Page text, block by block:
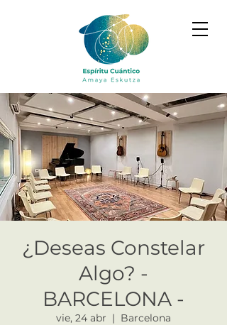
¿Deseas Constelar
Algo? -
BARCELONA -
vie, 24 abr
  |
Barcelona